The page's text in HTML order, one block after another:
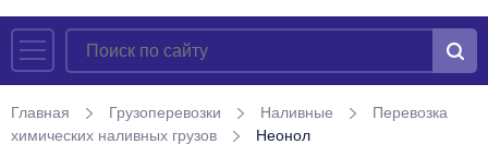
Главная Грузоперевозки Наливные
Перевозка
химических наливных грузов
Неонол